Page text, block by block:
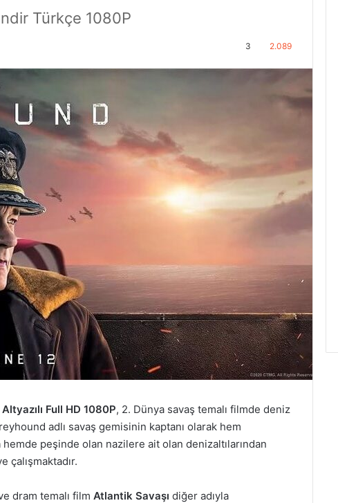
Türkçe 1080P
3 2.089
Full HD 1080P, 2. Dünya savaş temalı filmde deniz
adlı savaş gemisinin kaptanı olarak hem
hemde peşinde olan nazilere ait olan denizaltılarından
çalışmaktadır.
dram temalı film Atlantik Savaşı diğer adıyla